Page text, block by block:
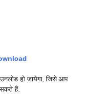
हो जायेगा, जिसे आप
हैं.